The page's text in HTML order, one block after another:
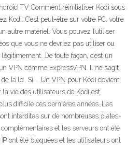
TV Comment réinitialiser Kodi sous
Kodi. C’est peut-être sur votre PC, votre
autre matériel. Vous pouvez l’utiliser
que vous ne devriez pas utiliser ou
De toute façon, c’est un
VPN comme ExpressVPN. Il ne s’agit
de la loi. Si … Un VPN pour Kodi devient
la vie des utilisateurs de Kodi est
difficile ces dernières années. Les
interdites sur de nombreuses plates-
et les serveurs ont été
ont été bloquées et les utilisateurs ont